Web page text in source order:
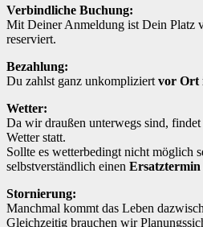
Verbindliche Buchung:
Mit Deiner Anmeldung ist Dein Platz
reserviert.
Bezahlung:
Du zahlst ganz unkompliziert vor Ort
Wetter:
Da wir draußen unterwegs sind,
Wetter statt.
Sollte es wetterbedingt nicht möglich
selbstverständlich einen Ersatztermin
Stornierung:
Manchmal kommt das Leben
Gleichzeitig brauchen wir